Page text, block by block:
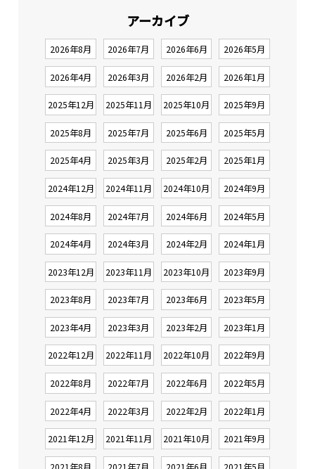
アーカイブ
2026年8月 2026年7月 2026年6月 2026年5月
2026年4月 2026年3月 2026年2月 2026年1月
2025年12月 2025年11月 2025年10月 2025年9月
2025年8月 2025年7月 2025年6月 2025年5月
2025年4月 2025年3月 2025年2月 2025年1月
2024年12月 2024年11月 2024年10月 2024年9月
2024年8月 2024年7月 2024年6月 2024年5月
2024年4月 2024年3月 2024年2月 2024年1月
2023年12月 2023年11月 2023年10月 2023年9月
2023年8月 2023年7月 2023年6月 2023年5月
2023年4月 2023年3月 2023年2月 2023年1月
2022年12月 2022年11月 2022年10月 2022年9月
2022年8月 2022年7月 2022年6月 2022年5月
2022年4月 2022年3月 2022年2月 2022年1月
2021年12月 2021年11月 2021年10月 2021年9月
2021年8月 2021年7月 2021年6月 2021年5月